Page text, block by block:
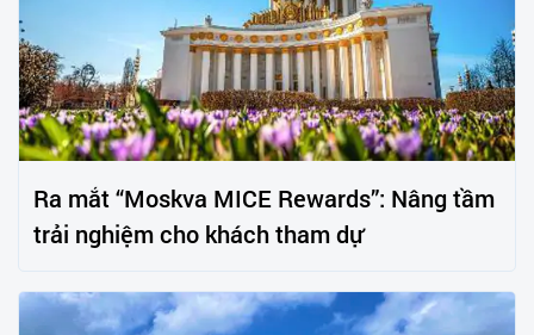
Ra mắt “Moskva MICE Rewards”: Nâng tầm
trải nghiệm cho khách tham dự